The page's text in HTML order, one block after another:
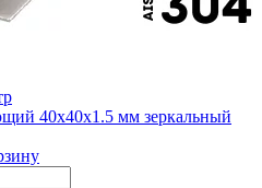
40х40х1.5 мм зеркальный